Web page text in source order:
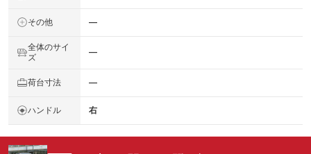
その他 ―
全体のサイ
ズ
―
荷台寸法 ―
ハンドル 右